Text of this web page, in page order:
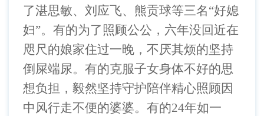
了湛思敏、刘应飞、熊贡球等三名“好媳
妇”。有的为了照顾公公，六年没回近在
咫尺的娘家住过一晚，不厌其烦的坚持
倒屎端尿。有的克服子女身体不好的思
想负担，毅然坚持守护陪伴精心照顾因
中风行走不便的婆婆。有的24年如一